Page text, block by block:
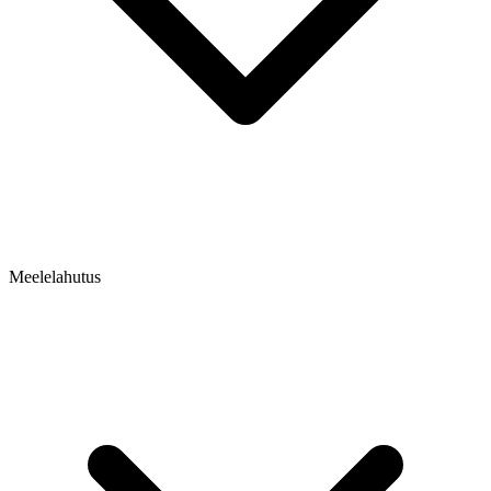
Meelelahutus